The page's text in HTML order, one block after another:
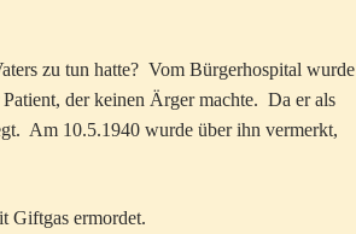
zu tun hatte? Vom Bürgerhospital wurde
der keinen Ärger machte. Da er als
Am 10.5.1940 wurde über ihn vermerkt,
Giftgas ermordet.